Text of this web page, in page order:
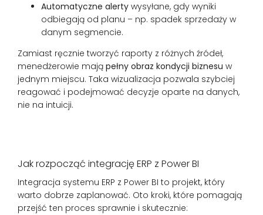
Automatyczne alerty wysyłane, gdy wyniki
odbiegają od planu – np. spadek sprzedaży w
danym segmencie.
Zamiast ręcznie tworzyć raporty z różnych źródeł,
menedżerowie mają pełny obraz kondycji biznesu w
jednym miejscu. Taka wizualizacja pozwala szybciej
reagować i podejmować decyzje oparte na danych,
nie na intuicji.
Jak rozpocząć integrację ERP z Power BI
Integracja systemu ERP z Power BI to projekt, który
warto dobrze zaplanować. Oto kroki, które pomagają
przejść ten proces sprawnie i skutecznie: